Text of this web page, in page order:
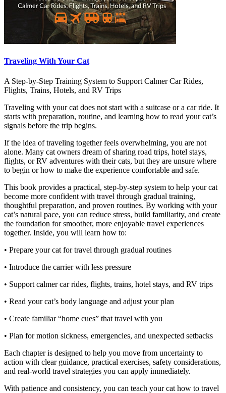
Traveling With Your Cat
A Step-by-Step Training System to Support Calmer Car Rides,
Flights, Trains, Hotels, and RV Trips
Traveling with your cat does not start with a suitcase or a car ride. It
starts with preparation, routine, and learning how to read your cat’s
signals before the trip begins.
If the idea of traveling together feels overwhelming, you are not
alone. Many cat owners dream of sharing road trips, hotel stays,
flights, or RV adventures with their cats, but they are unsure where
to begin or how to make the experience comfortable and safe.
This book provides a practical, step-by-step system to help your cat
become more confident with travel through gradual training,
thoughtful preparation, and proven routines. By working with your
cat’s natural pace, you can reduce stress, build familiarity, and create
the foundation for smoother, more enjoyable travel experiences
together. Inside, you will learn how to:
• Prepare your cat for travel through gradual routines
• Introduce the carrier with less pressure
• Support calmer car rides, flights, trains, hotel stays, and RV trips
• Read your cat’s body language and adjust your plan
• Create familiar “home cues” that travel with you
• Plan for motion sickness, emergencies, and unexpected setbacks
Each chapter is designed to help you move from uncertainty to
action with clear guidance, practical exercises, safety considerations,
and real-world travel strategies you can apply immediately.
With patience and consistency, you can teach your cat how to travel